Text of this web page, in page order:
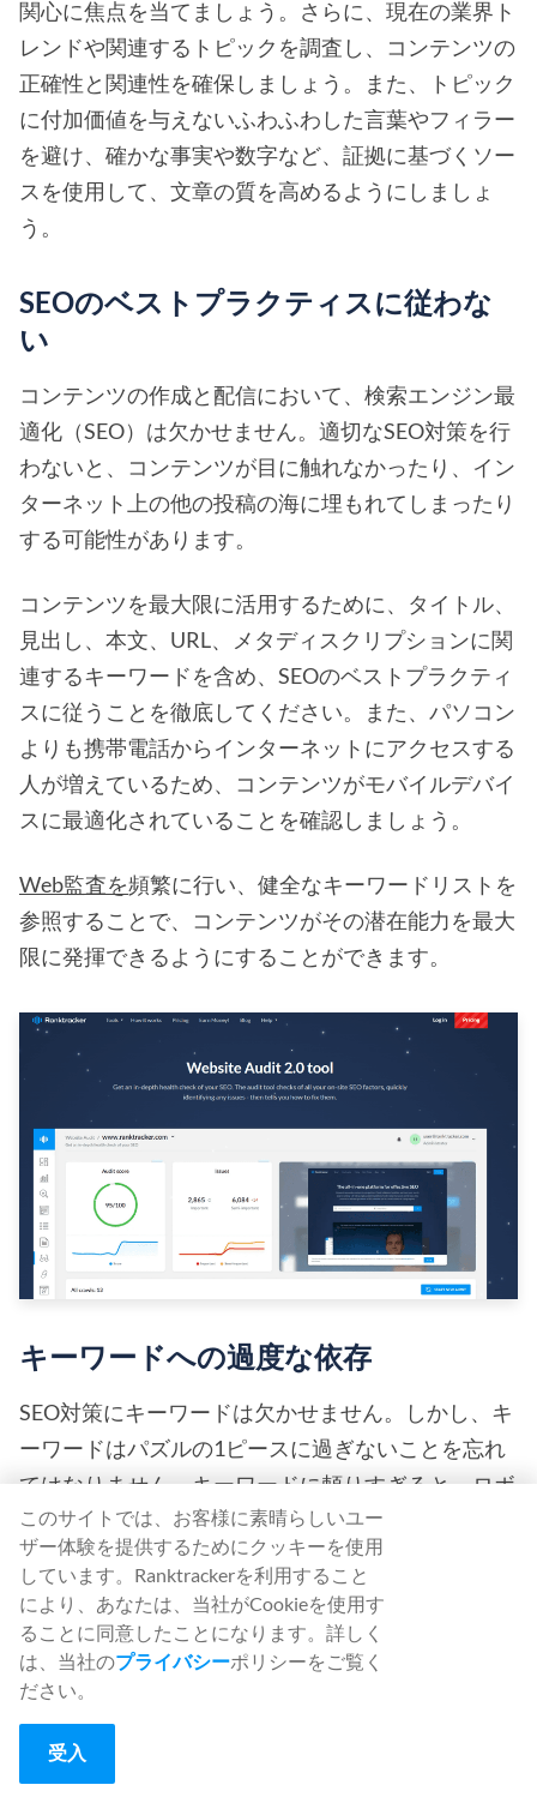
関心に焦点を当てましょう。さらに、現在の業界ト
レンドや関連するトピックを調査し、コンテンツの
正確性と関連性を確保しましょう。また、トピック
に付加価値を与えないふわふわした言葉やフィラー
を避け、確かな事実や数字など、証拠に基づくソー
スを使用して、文章の質を高めるようにしましょ
う。
SEOのベストプラクティスに従わな
い
コンテンツの作成と配信において、検索エンジン最
適化（SEO）は欠かせません。適切なSEO対策を行
わないと、コンテンツが目に触れなかったり、イン
ターネット上の他の投稿の海に埋もれてしまったり
する可能性があります。
コンテンツを最大限に活用するために、タイトル、
見出し、本文、URL、メタディスクリプションに関
連するキーワードを含め、SEOのベストプラクティ
スに従うことを徹底してください。また、パソコン
よりも携帯電話からインターネットにアクセスする
人が増えているため、コンテンツがモバイルデバイ
スに最適化されていることを確認しましょう。
Web監査を頻繁に行い、健全なキーワードリストを
参照することで、コンテンツがその潜在能力を最大
限に発揮できるようにすることができます。
キーワードへの過度な依存
SEO対策にキーワードは欠かせません。しかし、キ
ーワードはパズルの1ピースに過ぎないことを忘れ
てはなりません。キーワードに頼りすぎると、ロボ
ット的、あるいは自動化されたコンテンツに見えて
しまい、読者の関心や興味を引くことができませ
ん。
単に検索エンジン向けに最適化するのではなく、明
確で簡潔な言葉で質の高いコンテンツを作成するこ
とに重点を置いてください。さらに、さまざまなロ
ングテールキーワード（3語以上のキーワード）を
このサイトでは、お客様に素晴らしいユー
ザー体験を提供するためにクッキーを使用
しています。Ranktrackerを利用すること
により、あなたは、当社がCookieを使用す
ることに同意したことになります。詳しく
は、当社のプライバシーポリシーをご覧く
ださい。
受入